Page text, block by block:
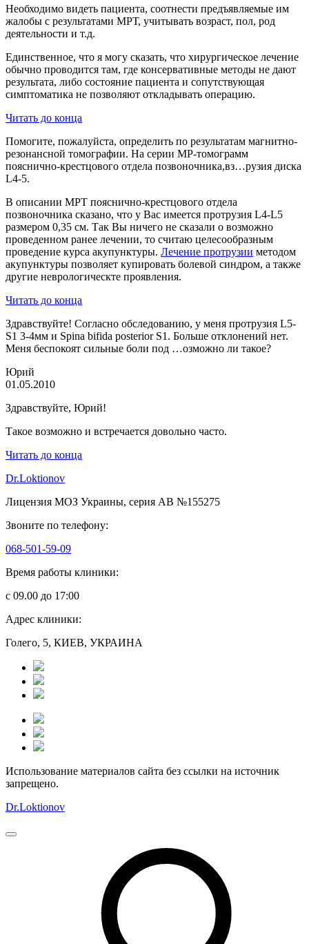
Необходимо видеть пациента, соотнести предъявляемые им
жалобы с результатами МРТ, учитывать возраст, пол, род
деятельности и т.д.
Единственное, что я могу сказать, что хирургическое лечение
обычно проводится там, где консервативные методы не дают
результата, либо состояние пациента и сопутствующая
симптоматика не позволяют откладывать операцию.
Читать до конца
Помогите, пожалуйста, определить по результатам магнитно-
резонансной томографии. На серии МР-томограмм
пояснично-крестцового отдела позвоночника,вз…рузия диска
L4-5.
В описании МРТ пояснично-крестцового отдела
позвоночника сказано, что у Вас имеется протрузия L4-L5
размером 0,35 см. Так Вы ничего не сказали о возможно
проведенном ранее лечении, то считаю целесообразным
проведение курса акупунктуры. Лечение протрузии методом
акупунктуры позволяет купировать болевой синдром, а также
другие неврологическте проявления.
Читать до конца
Здравствуйте! Согласно обследованию, у меня протрузия L5-
S1 3-4мм и Spina bifida posterior S1. Больше отклонений нет.
Меня беспокоят сильные боли под …озможно ли такое?
Юрий
01.05.2010
Здравствуйте, Юрий!
Такое возможно и встречается довольно часто.
Читать до конца
Dr.Loktionov
Лицензия МОЗ Украины, серия АВ №155275
Звоните по телефону:
068-501-59-09
Время работы клиники:
с 09.00 до 17:00
Адрес клиники:
Голего, 5, КИЕВ, УКРАИНА
Использование материалов сайта без ссылки на источник
запрещено.
Dr.Loktionov